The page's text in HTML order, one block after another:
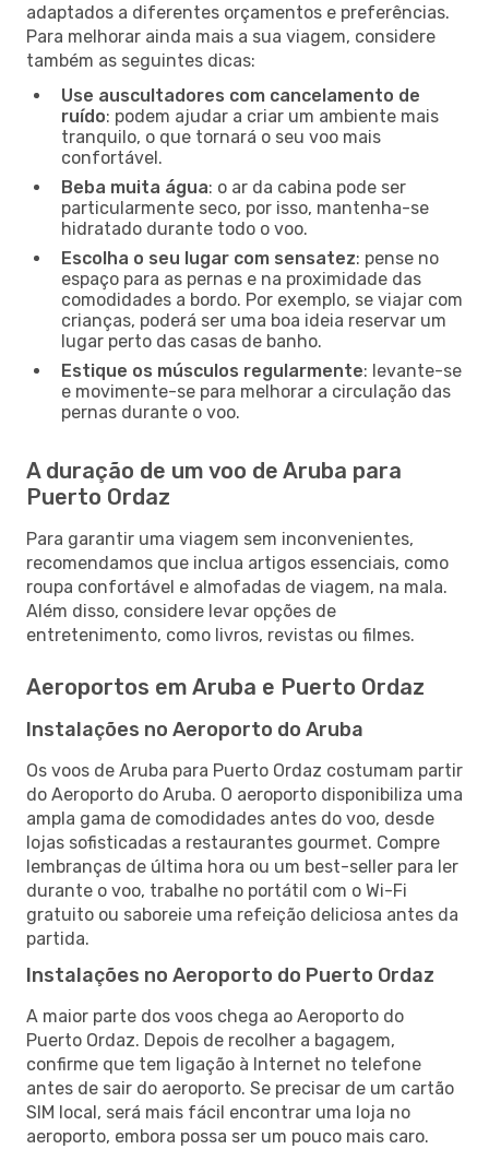
adaptados a diferentes orçamentos e preferências.
Para melhorar ainda mais a sua viagem, considere
também as seguintes dicas:
Use auscultadores com cancelamento de
ruído: podem ajudar a criar um ambiente mais
tranquilo, o que tornará o seu voo mais
confortável.
Beba muita água: o ar da cabina pode ser
particularmente seco, por isso, mantenha-se
hidratado durante todo o voo.
Escolha o seu lugar com sensatez: pense no
espaço para as pernas e na proximidade das
comodidades a bordo. Por exemplo, se viajar com
crianças, poderá ser uma boa ideia reservar um
lugar perto das casas de banho.
Estique os músculos regularmente: levante-se
e movimente-se para melhorar a circulação das
pernas durante o voo.
A duração de um voo de Aruba para
Puerto Ordaz
Para garantir uma viagem sem inconvenientes,
recomendamos que inclua artigos essenciais, como
roupa confortável e almofadas de viagem, na mala.
Além disso, considere levar opções de
entretenimento, como livros, revistas ou filmes.
Aeroportos em Aruba e Puerto Ordaz
Instalações no Aeroporto do Aruba
Os voos de Aruba para Puerto Ordaz costumam partir
do Aeroporto do Aruba. O aeroporto disponibiliza uma
ampla gama de comodidades antes do voo, desde
lojas sofisticadas a restaurantes gourmet. Compre
lembranças de última hora ou um best-seller para ler
durante o voo, trabalhe no portátil com o Wi-Fi
gratuito ou saboreie uma refeição deliciosa antes da
partida.
Instalações no Aeroporto do Puerto Ordaz
A maior parte dos voos chega ao Aeroporto do
Puerto Ordaz. Depois de recolher a bagagem,
confirme que tem ligação à Internet no telefone
antes de sair do aeroporto. Se precisar de um cartão
SIM local, será mais fácil encontrar uma loja no
aeroporto, embora possa ser um pouco mais caro.